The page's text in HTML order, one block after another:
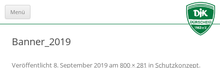
Menü
Zum
Banner_2019
Veröffentlicht8. September 2019am 800 × 281 in Schutzkonzept.